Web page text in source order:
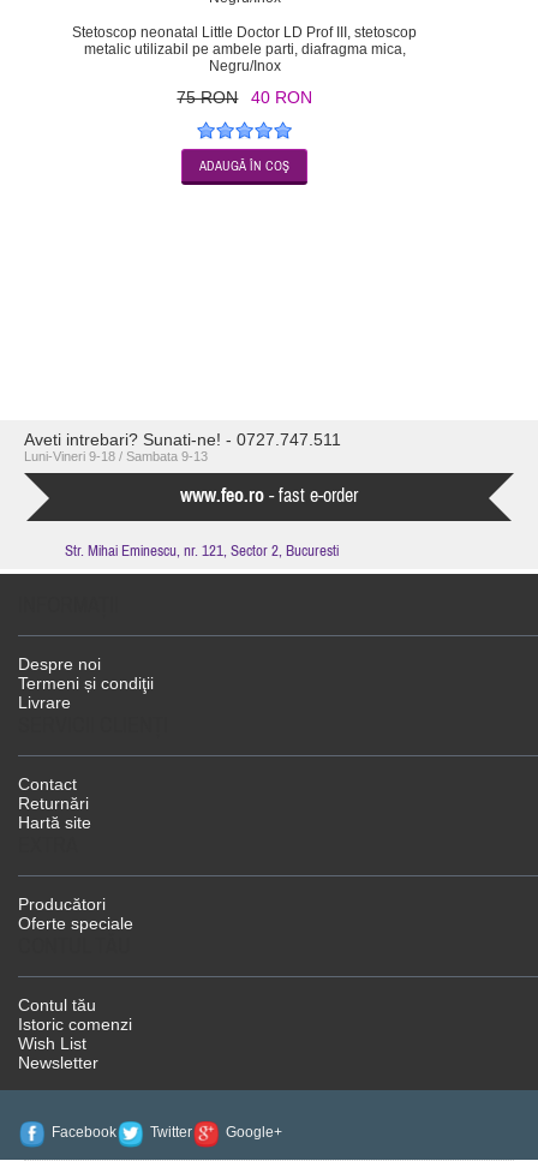
Stetoscop neonatal Little Doctor LD Prof III, stetoscop
metalic utilizabil pe ambele parti, diafragma mica,
Negru/Inox
75 RON 40 RON
Aveti intrebari? Sunati-ne! - 0727.747.511
Luni-Vineri 9-18 / Sambata 9-13
www.feo.ro - fast e-order
Str. Mihai Eminescu, nr. 121, Sector 2, Bucuresti
Despre noi
Termeni și condiţii
Livrare
Contact
Returnări
Hartă site
Producători
Oferte speciale
Contul tău
Istoric comenzi
Wish List
Newsletter
Facebook Twitter Google+